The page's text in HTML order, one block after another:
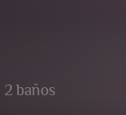
2 baños